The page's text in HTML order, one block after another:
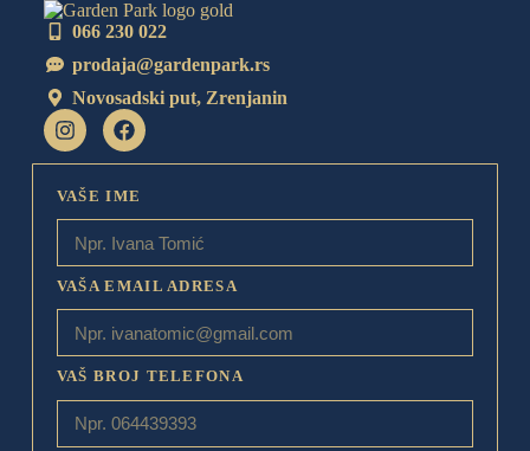
066 230 022
prodaja@gardenpark.rs
Novosadski put, Zrenjanin
VAŠE IME
VAŠA EMAIL ADRESA
VAŠ BROJ TELEFONA